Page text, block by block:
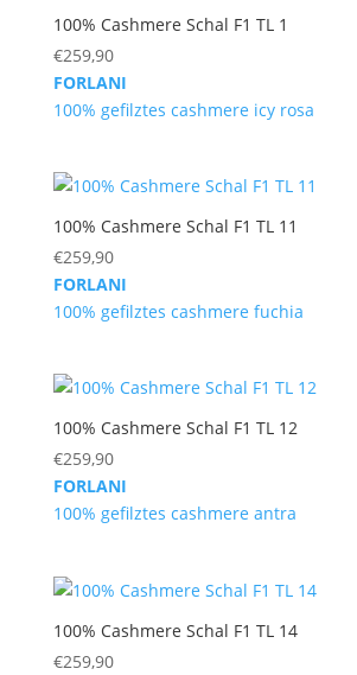
100% Cashmere Schal F1 TL 1
€259,90
FORLANI
100% gefilztes cashmere icy rosa
100% Cashmere Schal F1 TL 11
€259,90
FORLANI
100% gefilztes cashmere fuchia
100% Cashmere Schal F1 TL 12
€259,90
FORLANI
100% gefilztes cashmere antra
100% Cashmere Schal F1 TL 14
€259,90